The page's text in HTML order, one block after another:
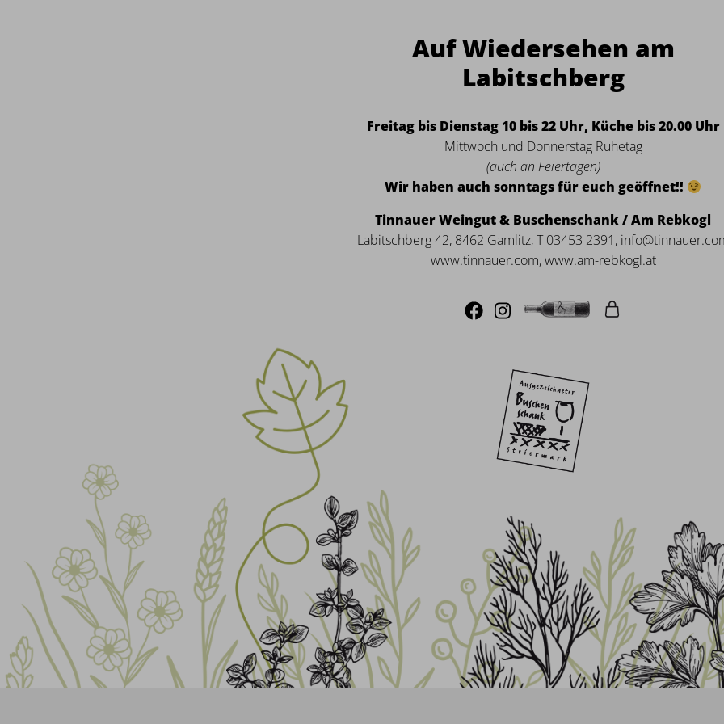
Auf Wiedersehen am
Labitschberg
Freitag bis Dienstag 10 bis 22 Uhr, Küche bis 20.00 Uhr
Mittwoch und Donnerstag Ruhetag
(auch an Feiertagen)
Wir haben auch sonntags für euch geöffnet!!
Tinnauer Weingut & Buschenschank / Am Rebkogl
Labitschberg 42, 8462 Gamlitz, T 03453 2391,
www.tinnauer.com, www.am-rebkogl.at